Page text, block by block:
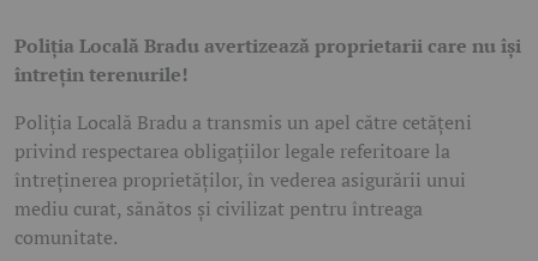
Poliția Locală Bradu avertizează proprietarii care nu își
întrețin terenurile!
Poliția Locală Bradu a transmis un apel către cetățeni
privind respectarea obligațiilor legale referitoare la
întreținerea proprietăților, în vederea asigurării unui
mediu curat, sănătos și civilizat pentru întreaga
comunitate.